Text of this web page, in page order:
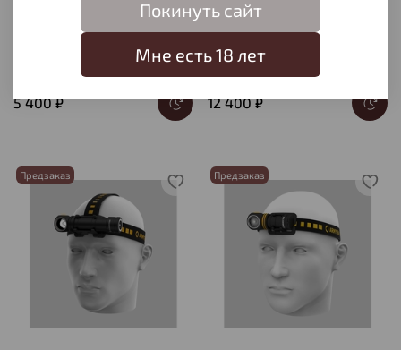
Фонарь тактический
Armytek Dobermann XP-L
5 400 ₽
Фонарь налобный Armytek
Wizard C2 Pro Max Magnet
12 400 ₽
Предзаказ Предзаказ
Покинуть сайт
Мне есть 18 лет